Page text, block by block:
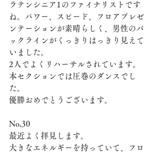
ラテンシニア1のファイナリストです
ね。パワー、スピード、フロアプレゼ
ンテーションが素晴らしく、男性のバ
ックラインがくっきりはっきり見えて
いました。
2人でよくリハーサルされています。
本セクションでは圧巻のダンスでし
た。
優勝おめでとうございます。
No.30
最近よく拝見します。
大きなエネルギーを持っていて、フロ